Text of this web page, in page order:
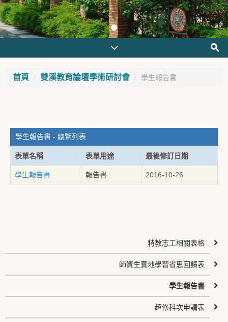
首頁 雙溪教育論壇學術研討會 學生報告書
學生報告書 - 總覽列表
表單名稱 表單用途 最後修訂日期
學生報告書 報告書 2016-10-26
特教志工相關表格
師資生實地學習省思回饋表
學生報告書
超修科次申請表